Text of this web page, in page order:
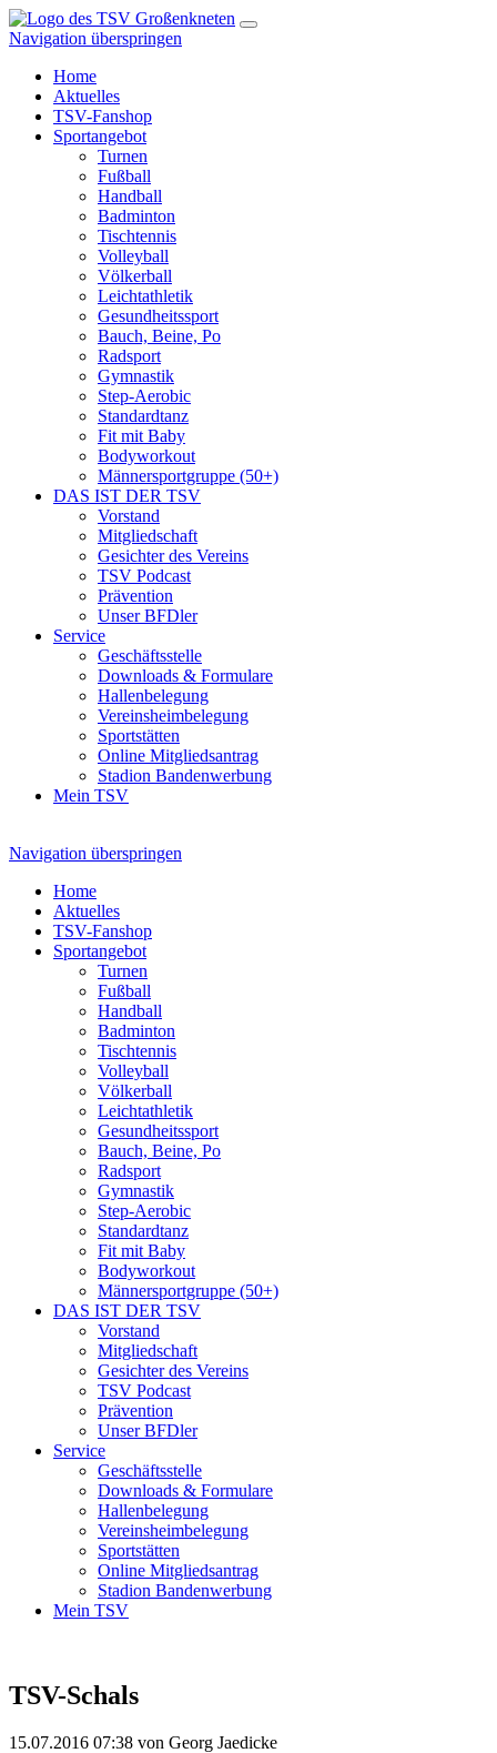
Navigation überspringen
Home
Aktuelles
TSV-Fanshop
Sportangebot
Turnen
Fußball
Handball
Badminton
Tischtennis
Volleyball
Völkerball
Leichtathletik
Gesundheitssport
Bauch, Beine, Po
Radsport
Gymnastik
Step-Aerobic
Standardtanz
Fit mit Baby
Bodyworkout
Männersportgruppe (50+)
DAS IST DER TSV
Vorstand
Mitgliedschaft
Gesichter des Vereins
TSV Podcast
Prävention
Unser BFDler
Service
Geschäftsstelle
Downloads & Formulare
Hallenbelegung
Vereinsheimbelegung
Sportstätten
Online Mitgliedsantrag
Stadion Bandenwerbung
Mein TSV
Navigation überspringen
Home
Aktuelles
TSV-Fanshop
Sportangebot
Turnen
Fußball
Handball
Badminton
Tischtennis
Volleyball
Völkerball
Leichtathletik
Gesundheitssport
Bauch, Beine, Po
Radsport
Gymnastik
Step-Aerobic
Standardtanz
Fit mit Baby
Bodyworkout
Männersportgruppe (50+)
DAS IST DER TSV
Vorstand
Mitgliedschaft
Gesichter des Vereins
TSV Podcast
Prävention
Unser BFDler
Service
Geschäftsstelle
Downloads & Formulare
Hallenbelegung
Vereinsheimbelegung
Sportstätten
Online Mitgliedsantrag
Stadion Bandenwerbung
Mein TSV
TSV-Schals
15.07.2016 07:38 von Georg Jaedicke